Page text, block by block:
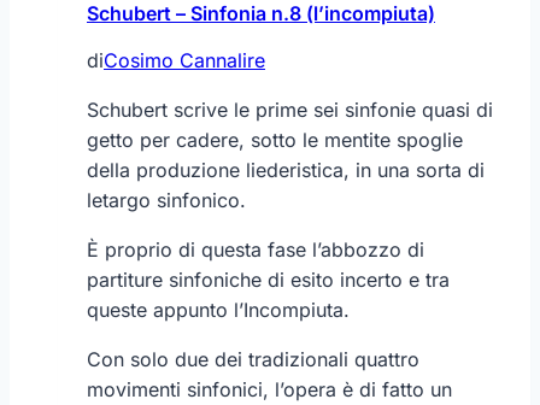
Schubert – Sinfonia n.8 (l’incompiuta)
diCosimo Cannalire
Schubert scrive le prime sei sinfonie quasi di
getto per cadere, sotto le mentite spoglie
della produzione liederistica, in una sorta di
letargo sinfonico.
È proprio di questa fase l’abbozzo di
partiture sinfoniche di esito incerto e tra
queste appunto l’Incompiuta.
Con solo due dei tradizionali quattro
movimenti sinfonici, l’opera è di fatto un